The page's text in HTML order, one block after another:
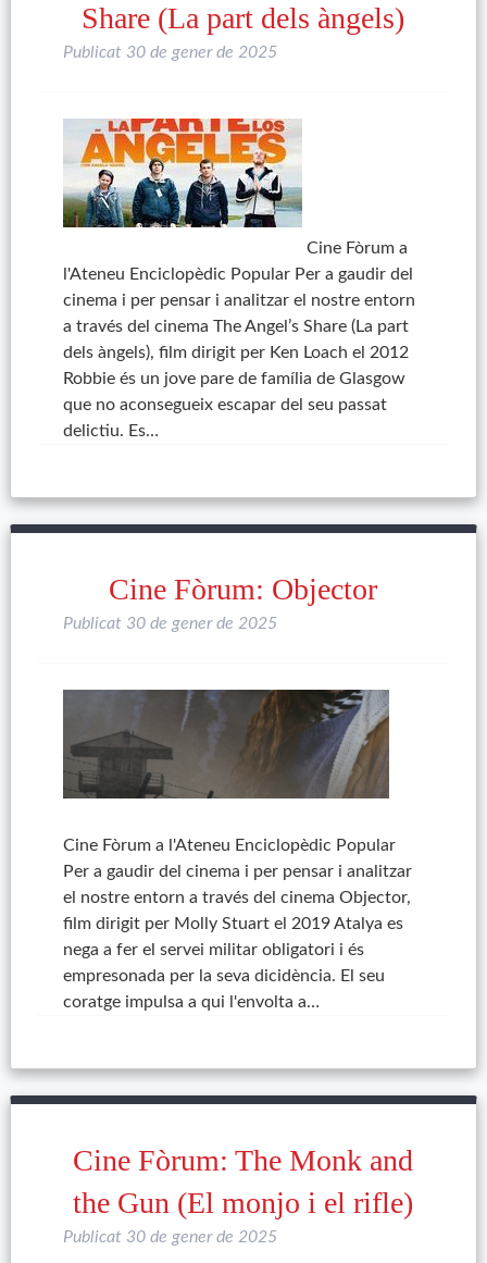
Share (La part dels àngels)
Publicat 30 de gener de 2025
Cine Fòrum a
l'Ateneu Enciclopèdic Popular Per a gaudir del
cinema i per pensar i analitzar el nostre entorn
a través del cinema The Angel’s Share (La part
dels àngels), film dirigit per Ken Loach el 2012
Robbie és un jove pare de família de Glasgow
que no aconsegueix escapar del seu passat
delictiu. Es…
Cine Fòrum: Objector
Publicat 30 de gener de 2025
Cine Fòrum a l'Ateneu Enciclopèdic Popular
Per a gaudir del cinema i per pensar i analitzar
el nostre entorn a través del cinema Objector,
film dirigit per Molly Stuart el 2019 Atalya es
nega a fer el servei militar obligatori i és
empresonada per la seva dicidència. El seu
coratge impulsa a qui l'envolta a…
Cine Fòrum: The Monk and
the Gun (El monjo i el rifle)
Publicat 30 de gener de 2025